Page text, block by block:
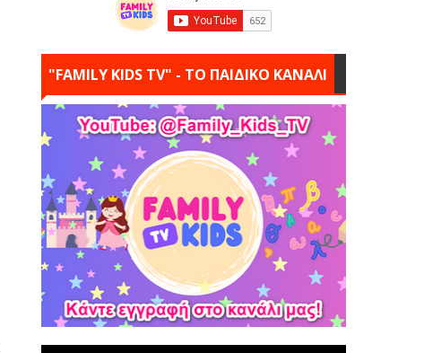
"FAMILY KIDS TV" - ΤΟ ΠΑΙΔΙΚΟ ΚΑΝΑΛΙ